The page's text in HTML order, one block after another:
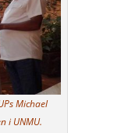
Michael
i UNMU.